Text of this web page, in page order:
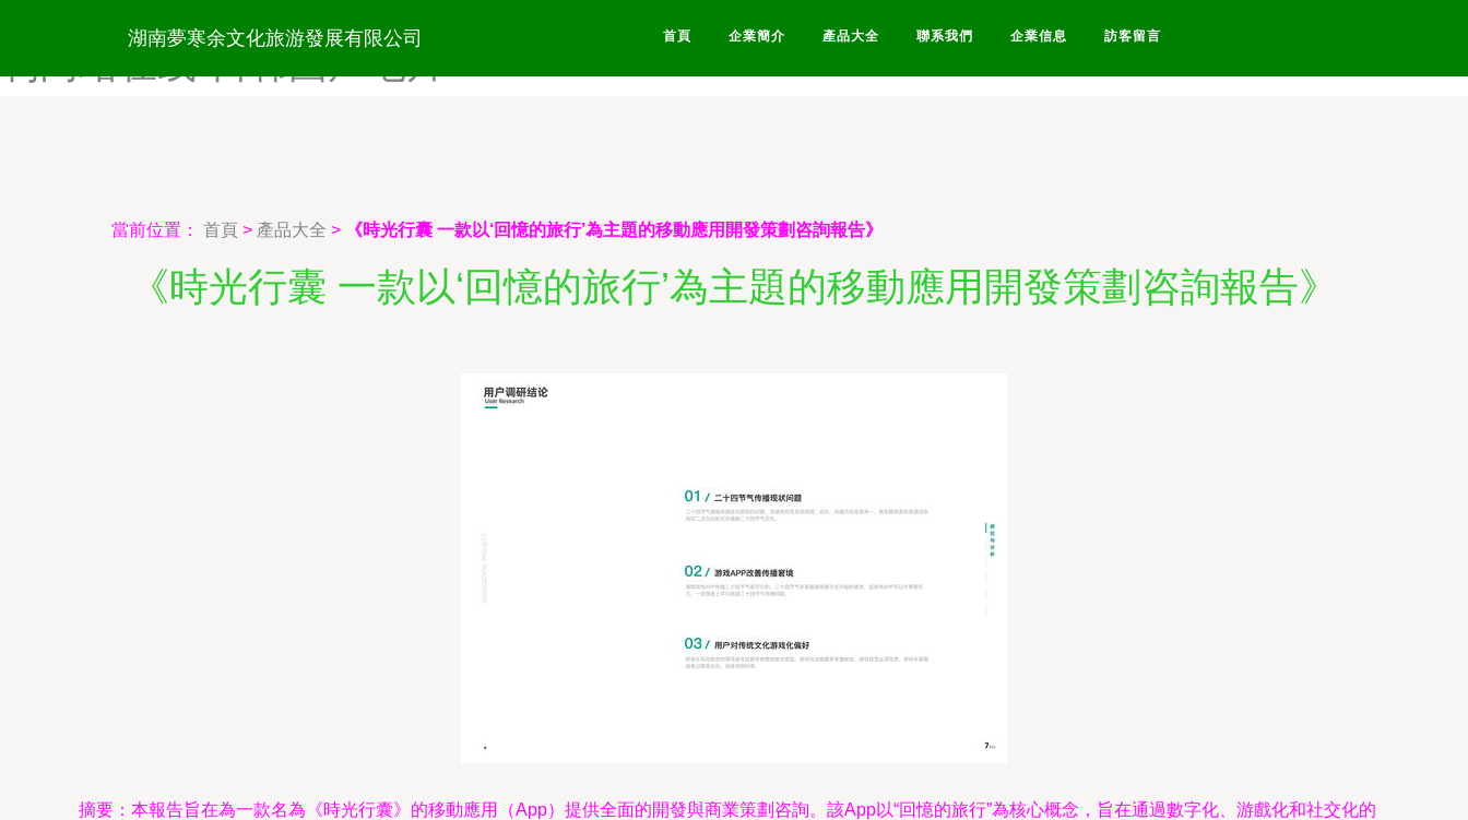
影音先锋中文在线-91中文在线-伊人色综合久久天天-成年在线视频-a看片-久久美-福
湖南夢寒余文化旅游發展有限公司 首頁 企業簡介 產品大全 聯系我們 企業信息 訪客留言
當前位置： 首頁 > 產品大全 > 《時光行囊 一款以‘回憶的旅行’為主題的移動應用開發策劃咨詢報告》
《時光行囊 一款以‘回憶的旅行’為主題的移動應用開發策劃咨詢報告》
摘要：本報告旨在為一款名為《時光行囊》的移動應用（App）提供全面的開發與商業策劃咨詢。該App以“回憶的旅行”為核心概念，旨在通過數字化、游戲化和社交化的